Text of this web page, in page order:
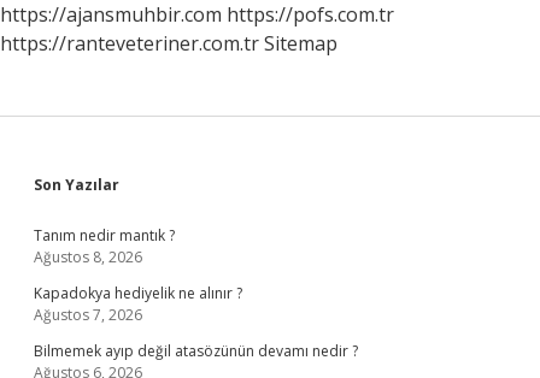
Padişah
Kimdir
https://ajansmuhbir.com https://pofs.com.tr
https://ranteveteriner.com.trSitemap
Sidebar
Son Yazılar
Tanım nedir mantık ?
Ağustos 8, 2026
Kapadokya hediyelik ne alınır ?
Ağustos 7, 2026
Bilmemek ayıp değil atasözünün devamı nedir ?
Ağustos 6, 2026